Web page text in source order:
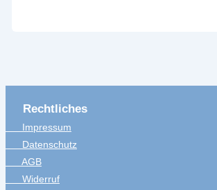
Rechtliches
Impressum
Datenschutz
AGB
Widerruf